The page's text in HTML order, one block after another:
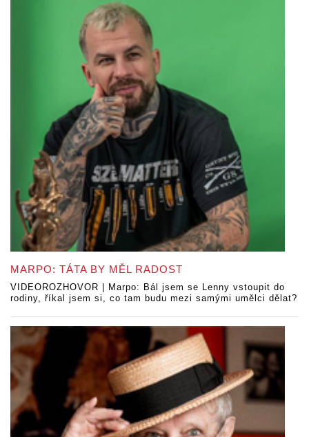
MARPO: TÁTA BY MĚL RADOST
VIDEOROZHOVOR | Marpo: Bál jsem se Lenny vstoupit do
rodiny, říkal jsem si, co tam budu mezi samými umělci dělat?